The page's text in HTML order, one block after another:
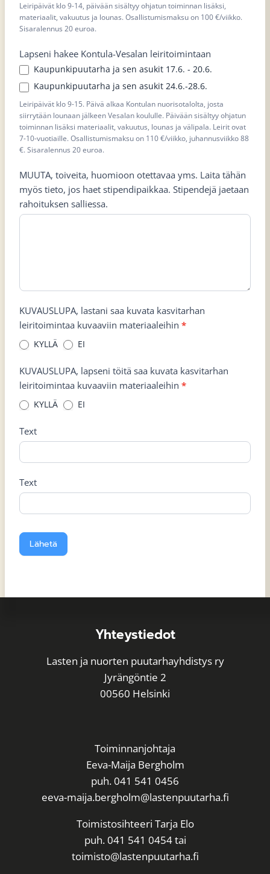
Leiripäivät klo 9-14, päivään sisältyy ohjatun toiminnan lisäksi,
materiaalit, vakuutus ja lounas. Osallistumismaksu on 100 €/viikko.
Sisaralennus 20 euroa.
Lapseni hakee Kontula-Vesalan leiritoimintaan
Kaupunkipuutarha ja sen asukit 17.6. - 20.6.
Kaupunkipuutarha ja sen asukit 24.6.-28.6.
Leiripäivät klo 9-15. Päivä alkaa Kontulan nuorisotalolta, josta
siirrytään lounaan jälkeen Vesalan koululle. Päivään sisältyy ohjatun
toiminnan lisäksi materiaalit, vakuutus, lounas ja välipala. Leirit ovat
7-10-vuotiaille. Osallistumismaksu on 110 €/viikko, juhannusviikko 88
€. Sisaralennus 20 euroa.
MUUTA, toiveita, huomioon otettavaa yms. Laita tähän
myös tieto, jos haet stipendipaikkaa. Stipendejä jaetaan
rahoituksen salliessa.
KUVAUSLUPA, lastani saa kuvata kasvitarhan
leiritoimintaa kuvaaviin materiaaleihin *
KYLLÄ EI
KUVAUSLUPA, lapseni töitä saa kuvata kasvitarhan
leiritoimintaa kuvaaviin materiaaleihin *
KYLLÄ EI
Text
Text
Lähetä
Yhteystiedot
Lasten ja nuorten puutarhayhdistys ry
Jyrängöntie 2
00560 Helsinki
Toiminnanjohtaja
Eeva-Maija Bergholm
puh. 041 541 0456
eeva-maija.bergholm@lastenpuutarha.fi
Toimistosihteeri Tarja Elo
puh. 041 541 0454 tai
toimisto@lastenpuutarha.fi